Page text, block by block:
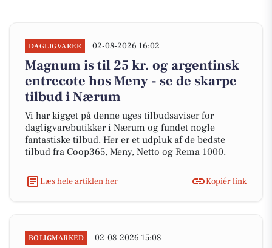
DAGLIGVARER 02-08-2026 16:02
Magnum is til 25 kr. og argentinsk
entrecote hos Meny - se de skarpe
tilbud i Nærum
Vi har kigget på denne uges tilbudsaviser for
dagligvarebutikker i Nærum og fundet nogle
fantastiske tilbud. Her er et udpluk af de bedste
tilbud fra Coop365, Meny, Netto og Rema 1000.
Læs hele artiklen her Kopiér link
BOLIGMARKED 02-08-2026 15:08